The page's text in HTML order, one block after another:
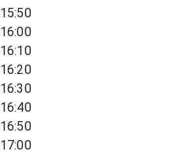
15:50
16:00
16:10
16:20
16:30
16:40
16:50
17:00